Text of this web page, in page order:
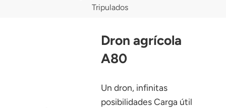
Português(Portugal)
Tripulados
Dron agrícola
A80
Un dron, infinitas
posibilidades Carga útil